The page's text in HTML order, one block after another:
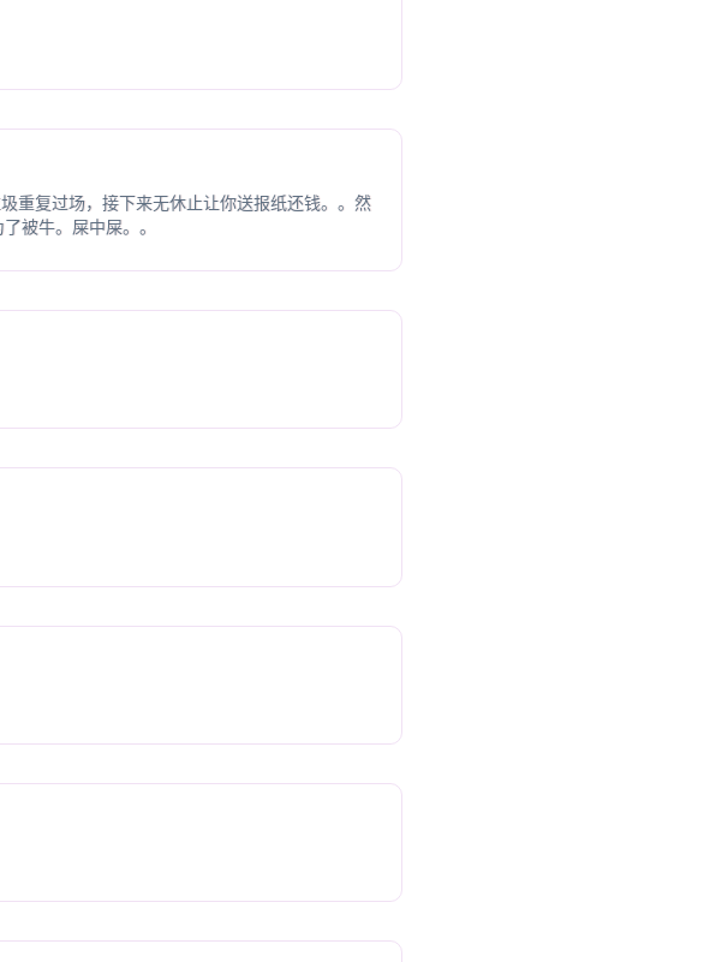
重复过场，接下来无休止让你送报纸还钱。。然
被牛。屎中屎。。